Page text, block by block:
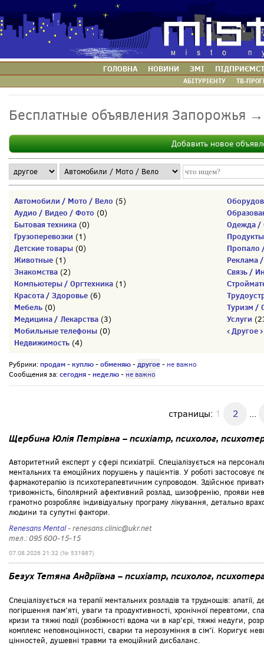
ГОЛОВНА НОВИНИ ЗМІ
АБІТУРІЄНТУ ТВ-
Бесплатные объявления Запорожья
Добавить новое
Автомобили / Мото / Вело (5)
Аудио / Видео / Фото (0)
Бытовая техника (0)
Грузоперевозки (1)
Детские товары (0)
Животные (1)
Знакомства (2)
Компьютеры / Оргтехника (1)
Красота / Здоровье (6)
Мебель (0)
Медицина / Лекарства (3)
Мобильные телефоны (0)
Недвижимость (4)
Одежда /
Пропало
Реклама
Связь /
Туризм /
Услуги
‹ Другое ›
Рубрики:продам-куплю-обменяю-другое- не важно
Сообщения за:сегодня-неделю- не важно
страницы: 1 2 ...
Щербина Юлія Петрівна – психіатр, психолог,
Авторитетний експерт у сфері психіатрії. Спеціалізується на
ментальних та емоційних порушень у пацієнтів. У роботі застосовує
фармакотерапію із психотерапевтичним супроводом. Здійснює
тривожність, біполярний афективний розлад, шизофренію, прояви
грамотно розробляє індивідуальну програму лікування, детально
людини та супутні фактори.
Renesans Mental- renesans.clinic@ukr.net
тел.: 095 600-15-15
07.08.2026 21:32 (№ 531987)
Безух Тетяна Андріївна – психіатр, психолог,
Спеціалізується на терапії ментальних розладів та труднощів:
погіршення пам'яті, уваги та продуктивності, хронічної перевтоми,
кризи та тяжкі події (розбіжності вдома чи в кар'єрі, тяжкі недуги,
комплекс неповноцінності, сварки та нерозуміння в сім'ї. Коригує
цінностей, душевні травми та емоційний дисбаланс.